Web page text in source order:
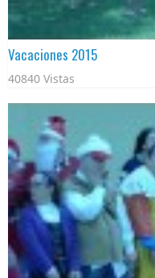
Vacaciones 2015
40840 Vistas